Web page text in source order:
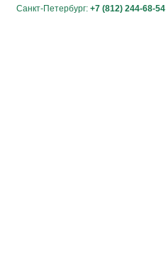
Санкт-Петербург: +7 (812) 244-68-54